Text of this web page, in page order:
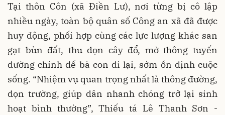
Tại thôn Côn (xã Điền Lư), nơi từng bị cô lập
nhiều ngày, toàn bộ quân số Công an xã đã được
huy động, phối hợp cùng các lực lượng khác san
gạt bùn đất, thu dọn cây đổ, mở thông tuyến
đường chính để bà con đi lại, sớm ổn định cuộc
sống. “Nhiệm vụ quan trọng nhất là thông đường,
dọn trường, giúp dân nhanh chóng trở lại sinh
hoạt bình thường”, Thiếu tá Lê Thanh Sơn -